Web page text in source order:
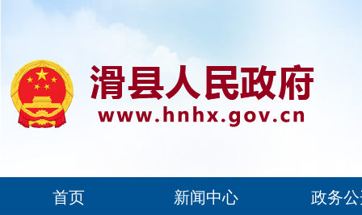
首页 新闻中心 政务